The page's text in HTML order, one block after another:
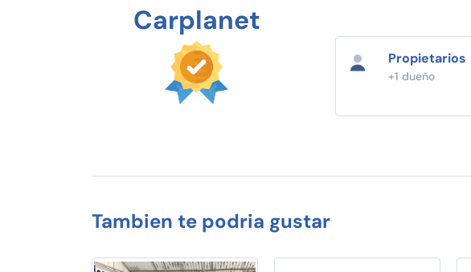
Carplanet
Propietarios
+1 dueño
Tambien te podria gustar